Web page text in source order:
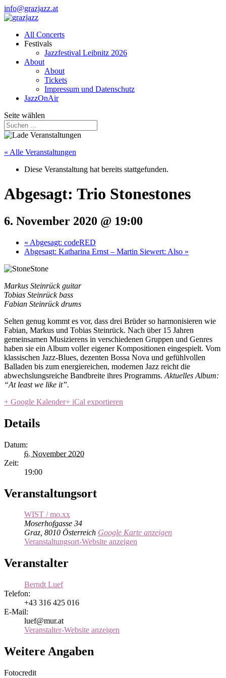
info@grazjazz.at
All Concerts
Festivals
Jazzfestival Leibnitz 2026
About
About
Tickets
Impressum und Datenschutz
JazzOnAir
Seite wählen
« Alle Veranstaltungen
Diese Veranstaltung hat bereits stattgefunden.
Abgesagt: Trio Stonestones
6. November 2020 @ 19:00
« Abgesagt: codeRED
Abgesagt: Katharina Ernst – Martin Siewert: Also »
Markus Steinrück guitar
Tobias Steinrück bass
Fabian Steinrück drums
Selten genug kommt es vor, dass drei Brüder so harmonisieren wie
Fabian, Markus und Tobias Steinrück. Nach über 15 Jahren
gemeinsamen Musizierens in verschiedenen Gruppen und Genres
haben sie ein Album voller eigener Kompositionen eingespielt. Vom
klassischen Jazz-Blues, dezenten Bossa Nova und gefühlvollen
Balladen bis zum energiereichen, modernen Jazz reicht die
abwechslungsreiche Bandbreite ihres Programms. Aktuelles Album:
“At least we like it”.
+ Google Kalender+ iCal exportieren
Details
Datum:
6. November 2020
Zeit:
19:00
Veranstaltungsort
WIST / mo.xx
Moserhofgasse 34
Graz, 8010 Österreich Google Karte anzeigen
Veranstaltungsort-Website anzeigen
Veranstalter
Berndt Luef
Telefon:
+43 316 425 016
E-Mail:
luef@mur.at
Veranstalter-Website anzeigen
Weitere Angaben
Fotocredit